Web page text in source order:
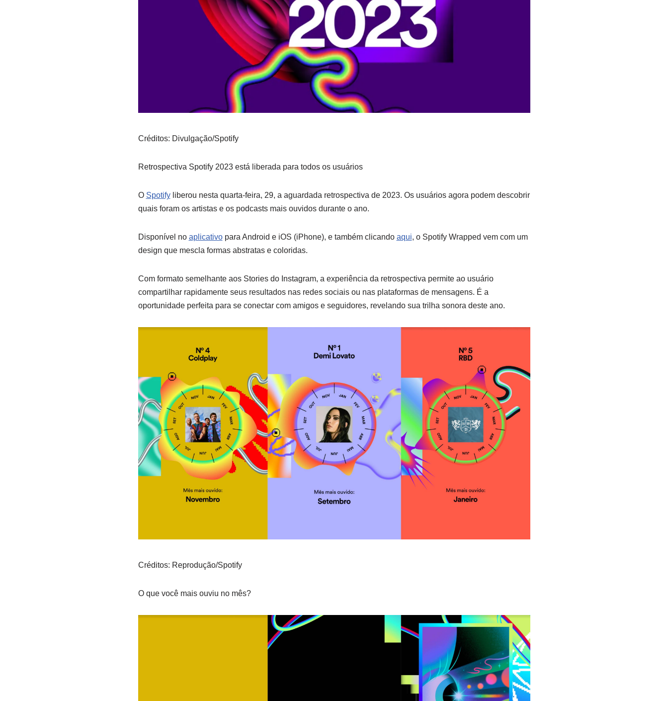
Créditos: Divulgação/Spotify
Retrospectiva Spotify 2023 está liberada para todos os usuários
O Spotifyliberou nesta quarta-feira, 29, a aguardada retrospectiva de 2023. Os usuários agora podem descobrir
quais foram os artistas e os podcasts mais ouvidos durante o ano.
Disponível no aplicativopara Android e iOS (iPhone), e também clicando aqui, o Spotify Wrapped vem com um
design que mescla formas abstratas e coloridas.
Com formato semelhante aos Stories do Instagram, a experiência da retrospectiva permite ao usuário
compartilhar rapidamente seus resultados nas redes sociais ou nas plataformas de mensagens. É a
oportunidade perfeita para se conectar com amigos e seguidores, revelando sua trilha sonora deste ano.
Créditos: Reprodução/Spotify
O que você mais ouviu no mês?